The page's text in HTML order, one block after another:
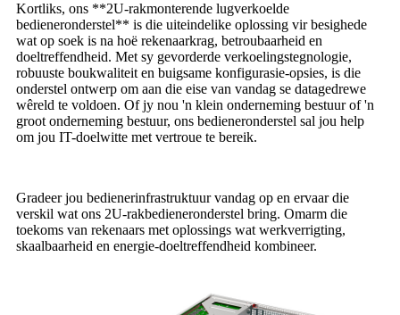
Kortliks, ons **2U-rakmonterende lugverkoelde
bedieneronderstel** is die uiteindelike oplossing vir besighede
wat op soek is na hoë rekenaarkrag, betroubaarheid en
doeltreffendheid. Met sy gevorderde verkoelingstegnologie,
robuuste boukwaliteit en buigsame konfigurasie-opsies, is die
onderstel ontwerp om aan die eise van vandag se datagedrewe
wêreld te voldoen. Of jy nou 'n klein onderneming bestuur of 'n
groot onderneming bestuur, ons bedieneronderstel sal jou help
om jou IT-doelwitte met vertroue te bereik.
Gradeer jou bedienerinfrastruktuur vandag op en ervaar die
verskil wat ons 2U-rakbedieneronderstel bring. Omarm die
toekoms van rekenaars met oplossings wat werkverrigting,
skaalbaarheid en energie-doeltreffendheid kombineer.